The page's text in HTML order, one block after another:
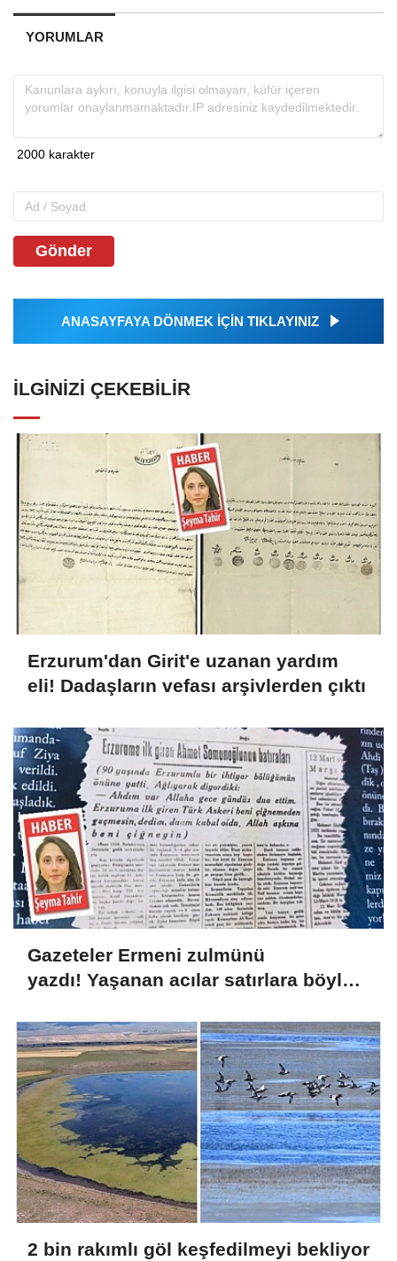
YORUMLAR
Gönder
ANASAYFAYA DÖNMEK İÇİN TIKLAYINIZ
İLGINIZI ÇEKEBILIR
Erzurum'dan Girit'e uzanan yardım
eli! Dadaşların vefası arşivlerden çıktı
Gazeteler Ermeni zulmünü
yazdı! Yaşanan acılar satırlara böyle
2 bin rakımlı göl keşfedilmeyi bekliyor